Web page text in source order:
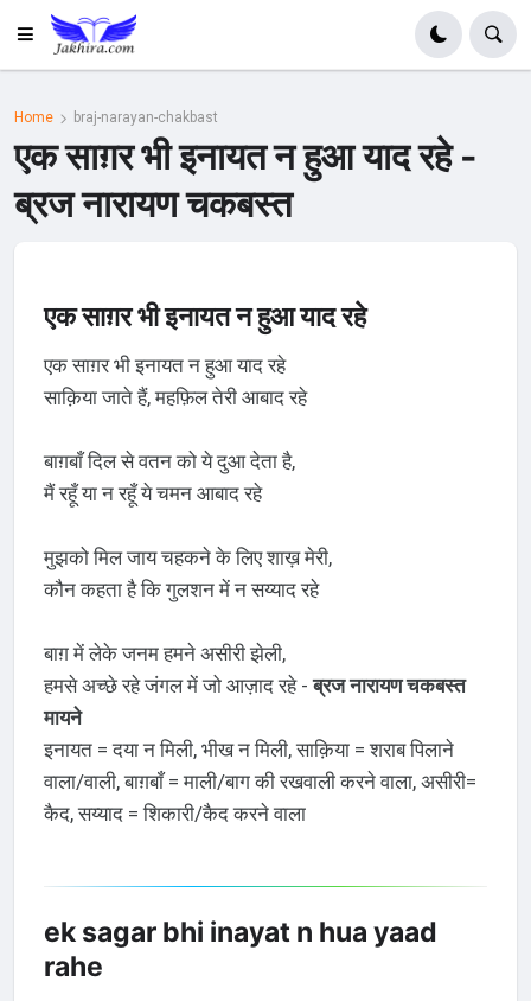
Home braj-narayan-chakbast
एक साग़र भी इनायत न हुआ याद रहे -
ब्रज नारायण चकबस्त
एक साग़र भी इनायत न हुआ याद रहे
एक साग़र भी इनायत न हुआ याद रहे
साक़िया जाते हैं, महफ़िल तेरी आबाद रहे
बाग़बाँ दिल से वतन को ये दुआ देता है,
मैं रहूँ या न रहूँ ये चमन आबाद रहे
मुझको मिल जाय चहकने के लिए शाख़ मेरी,
कौन कहता है कि गुलशन में न सय्याद रहे
बाग़ में लेके जनम हमने असीरी झेली,
हमसे अच्छे रहे जंगल में जो आज़ाद रहे - ब्रज नारायण चकबस्त
मायने
इनायत = दया न मिली, भीख न मिली, साक़िया = शराब पिलाने
वाला/वाली, बाग़बाँ = माली/बाग की रखवाली करने वाला, असीरी=
कैद, सय्याद = शिकारी/कैद करने वाला
ek sagar bhi inayat n hua yaad
rahe